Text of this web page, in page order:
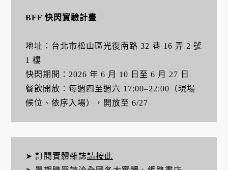
BFF 快閃實驗計畫
地址：台北市松山區光復南路 32 巷 16 弄 2 號
1 樓
快閃期間：2026 年 6 月 10 日至 6 月 27 日
餐飲開放：每週四至週六 17:00–22:00（現場
候位、依序入場），開放至 6/27
➤ 訂閱實體雜誌請按此